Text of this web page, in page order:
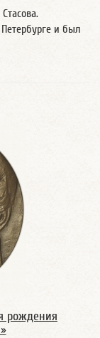
и был
рождения